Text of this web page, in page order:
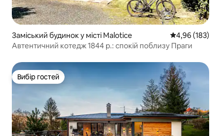
Заміський будинок у місті Malotice Середня
4,96 (183)
Автентичний котедж 1844 р.: спокій поблизу Праги
Вибір гостей
Вибір гостей